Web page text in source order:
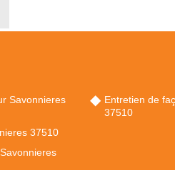
Savonnieres
37510
Entretien de
37510